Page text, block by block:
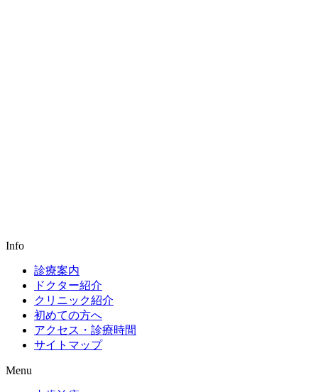
Info
診療案内
ドクター紹介
クリニック紹介
初めての方へ
アクセス・診療時間
サイトマップ
Menu